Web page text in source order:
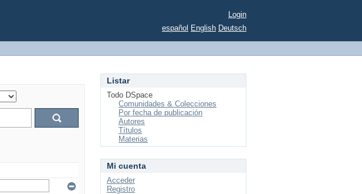
Login
español English Deutsch
Listar
Todo DSpace
Comunidades & Colecciones
Por fecha de publicación
Autores
Títulos
Materias
Mi cuenta
Acceder
Registro